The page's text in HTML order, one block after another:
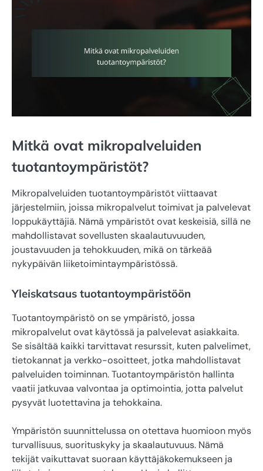
Mitkä ovat mikropalveluiden
tuotantoympäristöt?
Mikropalveluiden tuotantoympäristöt viittaavat
järjestelmiin, joissa mikropalvelut toimivat ja palvelevat
loppukäyttäjiä. Nämä ympäristöt ovat keskeisiä, sillä ne
mahdollistavat sovellusten skaalautuvuuden,
joustavuuden ja tehokkuuden, mikä on tärkeää
nykypäivän liiketoimintaympäristössä.
Yleiskatsaus tuotantoympäristöön
Tuotantoympäristö on se ympäristö, jossa
mikropalvelut ovat käytössä ja palvelevat asiakkaita.
Se sisältää kaikki tarvittavat resurssit, kuten palvelimet,
tietokannat ja verkko-osoitteet, jotka mahdollistavat
palveluiden toiminnan. Tuotantoympäristön hallinta
vaatii jatkuvaa valvontaa ja optimointia, jotta palvelut
pysyvät luotettavina ja tehokkaina.
Ympäristön suunnittelussa on otettava huomioon myös
turvallisuus, suorituskyky ja skaalautuvuus. Nämä
tekijät vaikuttavat suoraan käyttäjäkokemukseen ja